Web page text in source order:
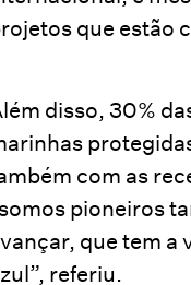
que estão
disso, 30%
com as
pioneiros
que tem a
referiu.